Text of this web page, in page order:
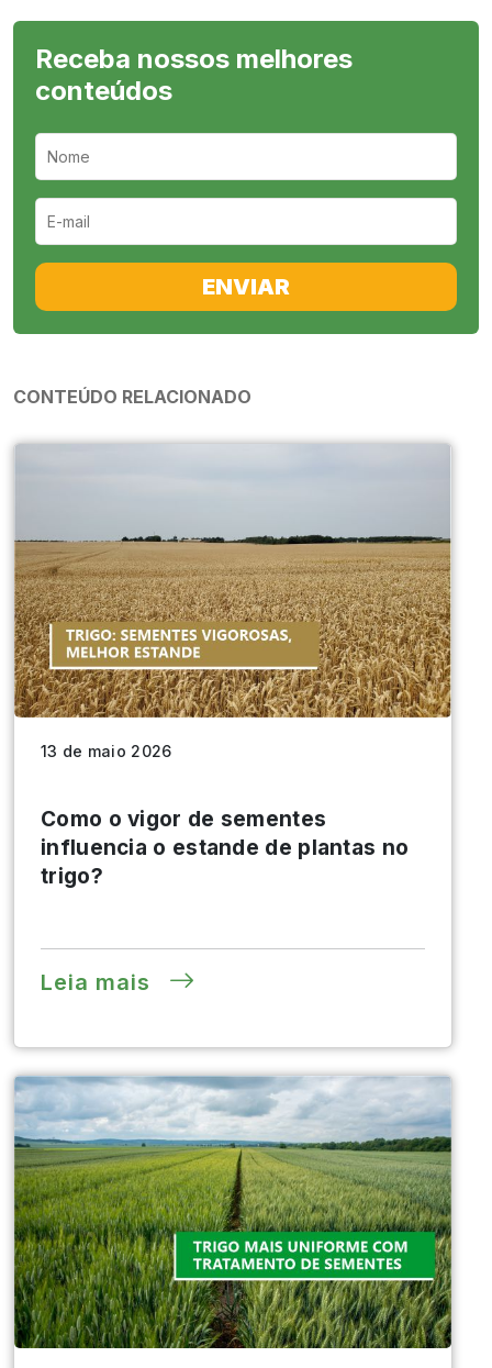
Receba nossos melhores
conteúdos
ENVIAR
CONTEÚDO RELACIONADO
13 de maio 2026
Como o vigor de sementes
influencia o estande de plantas no
trigo?
Leia mais